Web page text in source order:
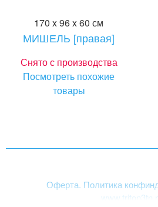
170 x 96 x 60 см
МИШЕЛЬ [правая]
Снято с производства
Посмотреть похожие
товары
Оферта. Политика